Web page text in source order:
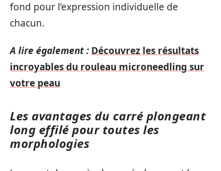
fond pour l’expression individuelle de
chacun.
A lire également : Découvrez les résultats
incroyables du rouleau microneedling sur
votre peau
Les avantages du carré plongeant
long effilé pour toutes les
morphologies